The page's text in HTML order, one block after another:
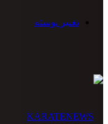
تغییر پوسته